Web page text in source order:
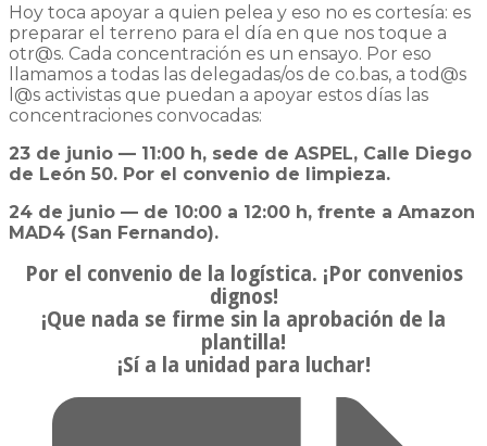
Hoy toca apoyar a quien pelea y eso no es cortesía: es
preparar el terreno para el día en que nos toque a
otr@s. Cada concentración es un ensayo. Por eso
llamamos a todas las delegadas/os de co.bas, a tod@s
l@s activistas que puedan a apoyar estos días las
concentraciones convocadas:
23 de junio — 11:00 h, sede de ASPEL, Calle Diego
de León 50. Por el convenio de limpieza.
24 de junio — de 10:00 a 12:00 h, frente a Amazon
MAD4 (San Fernando).
Por el convenio de la logística. ¡Por convenios
dignos!
¡Que nada se firme sin la aprobación de la
plantilla!
¡Sí a la unidad para luchar!